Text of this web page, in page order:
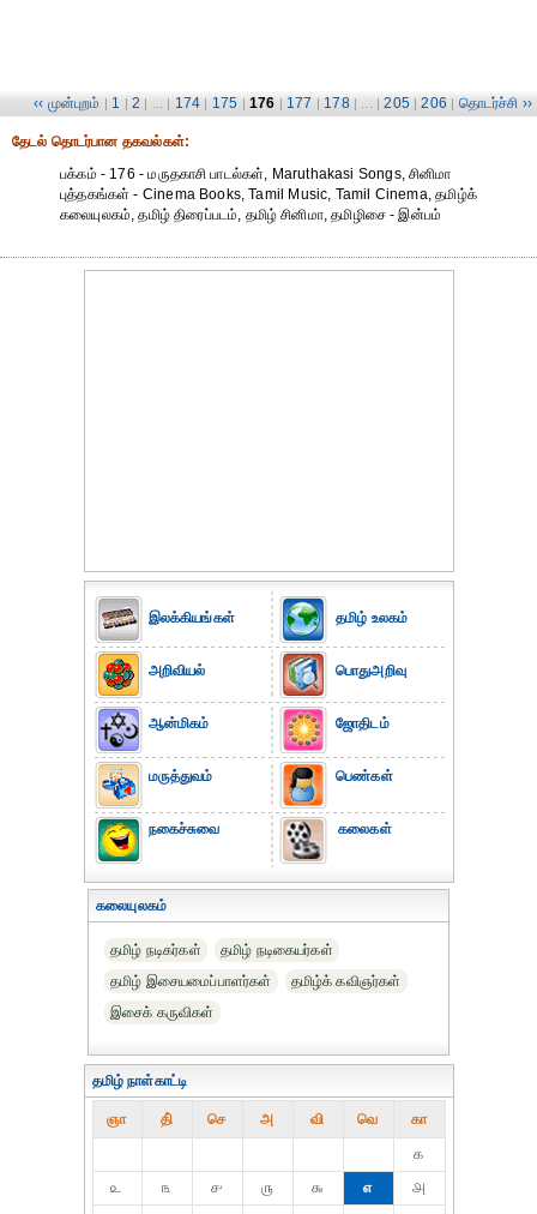
‹‹ முன்புறம் | 1 | 2 | ... | 174 | 175 | 176 | 177 | 178 | ... | 205 | 206 | தொடர்ச்சி ››
தேட‌ல் தொட‌ர்பான தகவ‌ல்க‌ள்:
பக்கம் - 176 - மருதகாசி பாடல்கள், Maruthakasi Songs, சினிமா
புத்தகங்கள் - Cinema Books, Tamil Music, Tamil Cinema, தமிழ்க்
கலையுலகம், தமிழ் திரைப்படம், தமிழ் சினிமா, தமிழிசை - இன்பம்
இலக்கியங்கள்
அறிவியல்
ஆன்மிகம்
மருத்துவம்
நகைச்சுவை
தமிழ் உலகம்
பொதுஅறிவு
ஜோதிடம்
பெண்கள்
கலைகள்
கலையுலகம்
தமிழ் நடிகர்கள்
தமிழ் நடிகையர்கள்
தமிழ் இசையமைப்பாளர்கள்
தமிழ்க் கவிஞர்கள்
இசைக் கருவிகள்
தமிழ் நாள்காட்டி
ஞா தி் செ அ வி வெ கா
௧
௨
௩ ௪ ௫ ௬ ௭
௮